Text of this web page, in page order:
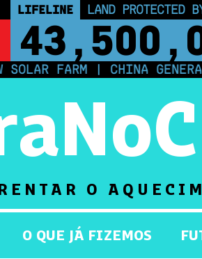
LIFELINE LAND PROTECTED
| CHINA GENERATES
O
O QUE JÁ FIZEMOS